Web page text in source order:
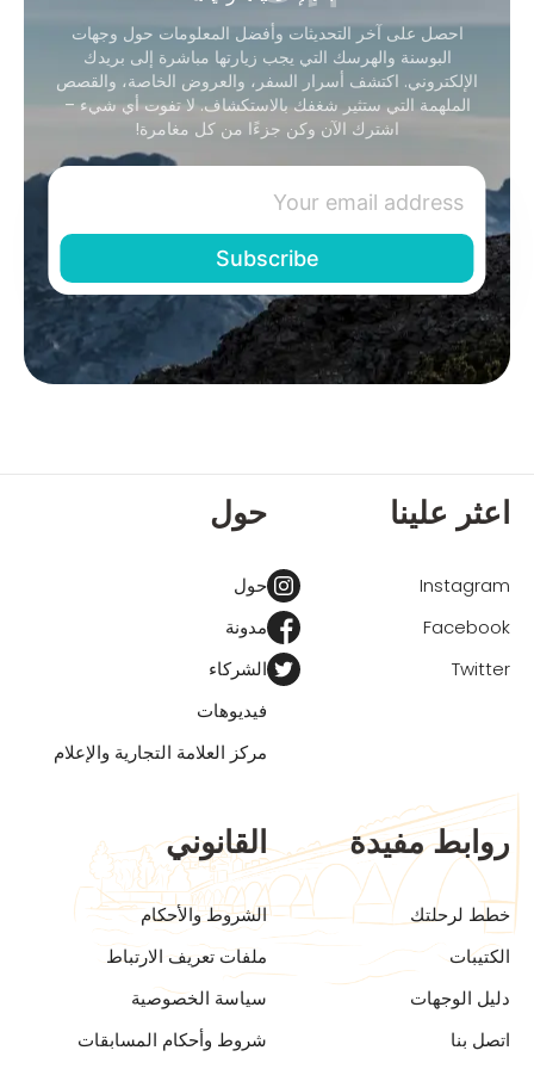
احصل على آخر التحديثات وأفضل المعلومات حول وجهات
البوسنة والهرسك التي يجب زيارتها مباشرة إلى بريدك
الإلكتروني. اكتشف أسرار السفر، والعروض الخاصة، والقصص
الملهمة التي ستثير شغفك بالاستكشاف. لا تفوت أي شيء –
اشترك الآن وكن جزءًا من كل مغامرة!
اعثر علينا
Instagram
Facebook
Twitter
حول
حول
مدونة
الشركاء
فيديوهات
مركز العلامة التجارية والإعلام
روابط مفيدة
خطط لرحلتك
الكتيبات
دليل الوجهات
اتصل بنا
القانوني
الشروط والأحكام
ملفات تعريف الارتباط
سياسة الخصوصية
شروط وأحكام المسابقات